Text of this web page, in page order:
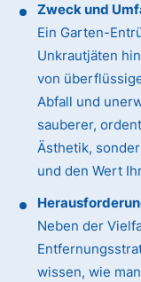
Zweck und
Ein Garten-
Unkrautjäten
von
Abfall und
sauberer,
Ästhetik,
und den Wert
Neben der
wissen, wie